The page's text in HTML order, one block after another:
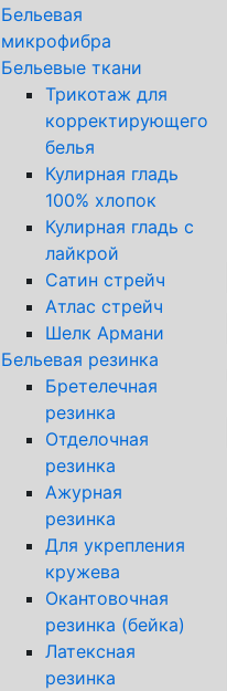
Бельевая
микрофибра
Бельевые ткани
Трикотаж для
корректирующего
белья
Кулирная гладь
100% хлопок
Кулирная гладь с
лайкрой
Сатин стрейч
Атлас стрейч
Шелк Армани
Бельевая резинка
Бретелечная
резинка
Отделочная
резинка
Ажурная
резинка
Для укрепления
кружева
Окантовочная
резинка (бейка)
Латексная
резинка